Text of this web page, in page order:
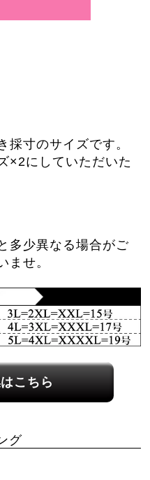
ズガイド>>
採寸のサイズです。
×2にしていただいた
多少異なる場合がご
ませ。
こちら
グ